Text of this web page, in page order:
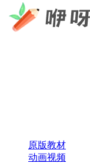
原版教材
动画视频